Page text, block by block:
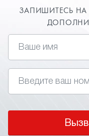
ЗАПИШИТЕСЬ